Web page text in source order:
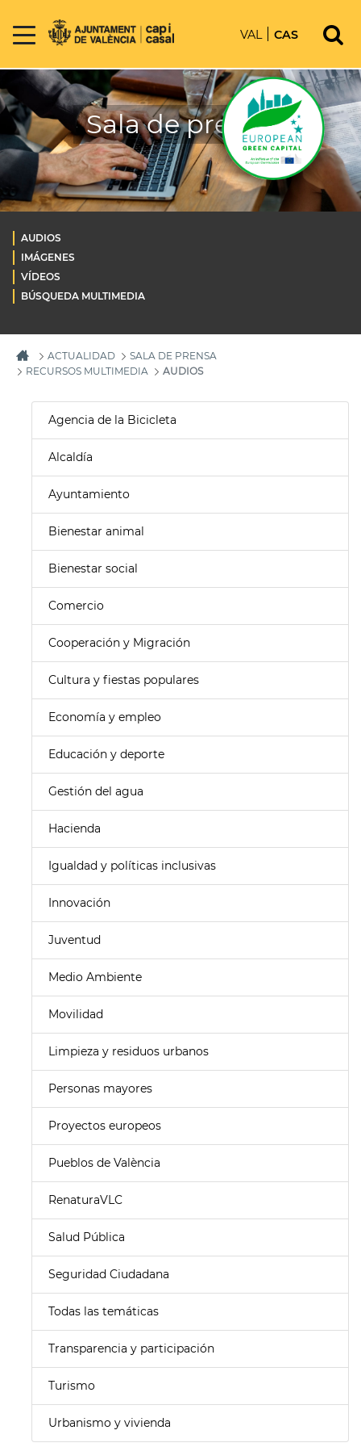
VAL CAS
Sala de prensa
AUDIOS
IMÁGENES
VÍDEOS
BÚSQUEDA MULTIMEDIA
ACTUALIDAD
SALA DE PRENSA
RECURSOS MULTIMEDIA
AUDIOS
Agencia de la Bicicleta
Alcaldía
Ayuntamiento
Bienestar animal
Bienestar social
Comercio
Cooperación y Migración
Cultura y fiestas populares
Economía y empleo
Educación y deporte
Gestión del agua
Hacienda
Igualdad y políticas inclusivas
Innovación
Juventud
Medio Ambiente
Movilidad
Limpieza y residuos urbanos
Personas mayores
Proyectos europeos
Pueblos de València
RenaturaVLC
Salud Pública
Seguridad Ciudadana
Todas las temáticas
Transparencia y participación
Turismo
Urbanismo y vivienda